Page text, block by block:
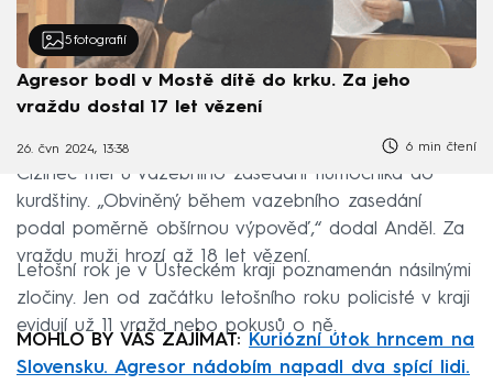
5 fotografií
Agresor bodl v Mostě dítě do krku. Za jeho
vraždu dostal 17 let vězení
26. čvn 2024, 13:38 6 min čtení
Cizinec měl u vazebního zasedání tlumočníka do
kurdštiny. „Obviněný během vazebního zasedání
podal poměrně obšírnou výpověď,“ dodal Anděl. Za
vraždu muži hrozí až 18 let vězení.
Letošní rok je v Ústeckém kraji poznamenán násilnými
zločiny. Jen od začátku letošního roku policisté v kraji
evidují už 11 vražd nebo pokusů o ně.
MOHLO BY VÁS ZAJÍMAT:
Kuriózní útok hrncem na
Slovensku. Agresor nádobím napadl dva spící lidi.